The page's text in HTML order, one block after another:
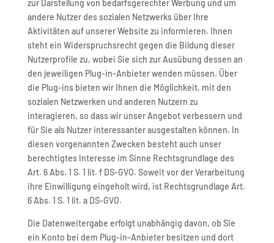
zur Darstellung von bedarfsgerechter Werbung und um
andere Nutzer des sozialen Netzwerks über Ihre
Aktivitäten auf unserer Website zu informieren. Ihnen
steht ein Widerspruchsrecht gegen die Bildung dieser
Nutzerprofile zu, wobei Sie sich zur Ausübung dessen an
den jeweiligen Plug-in-Anbieter wenden müssen. Über
die Plug-ins bieten wir Ihnen die Möglichkeit, mit den
sozialen Netzwerken und anderen Nutzern zu
interagieren, so dass wir unser Angebot verbessern und
für Sie als Nutzer interessanter ausgestalten können. In
diesen vorgenannten Zwecken besteht auch unser
berechtigtes Interesse im Sinne Rechtsgrundlage des
Art. 6 Abs. 1 S. 1 lit. f DS-GVO. Soweit vor der Verarbeitung
ihre Einwilligung eingeholt wird, ist Rechtsgrundlage Art.
6 Abs. 1 S. 1 lit. a DS-GVO.
Die Datenweitergabe erfolgt unabhängig davon, ob Sie
ein Konto bei dem Plug-in-Anbieter besitzen und dort